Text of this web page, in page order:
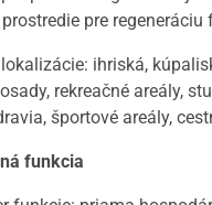
pre regeneráciu
ihriská,
rekreačné areály,
športové areály,
funkcia